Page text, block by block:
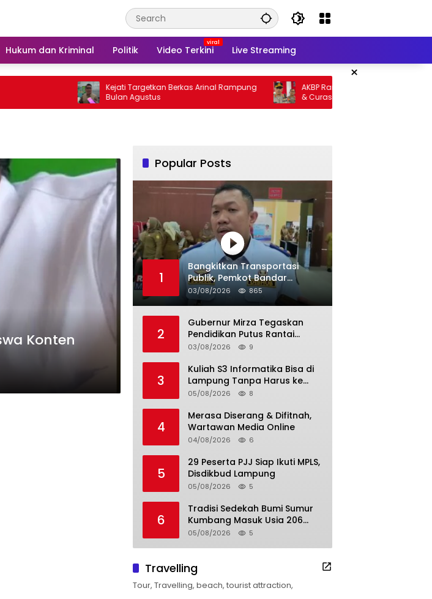
Hukum dan Kriminal Politik Video Terkini Live Streaming
×
Kejati Targetkan Berkas Arinal Rampung
Bulan Agustus
AKBP Ramadhona Target Berantas Curat
& Curas
Konten
Popular Posts
1
Bangkitkan Transportasi
Publik, Pemkot Bandar
Lampung Uji Coba Bus Umum
03/08/2026 865
2
Gubernur Mirza Tegaskan
Pendidikan Putus Rantai
Kemiskinan
03/08/2026 9
3
Kuliah S3 Informatika Bisa di
Lampung Tanpa Harus ke
Luar Daerah
05/08/2026 8
4
Merasa Diserang & Difitnah,
Wartawan Media Online
04/08/2026 6
5
29 Peserta PJJ Siap Ikuti MPLS,
Disdikbud Lampung
05/08/2026 5
6
Tradisi Sedekah Bumi Sumur
Kumbang Masuk Usia 206
Tahun
05/08/2026 5
Travelling
Tour, Travelling, beach, tourist attraction,